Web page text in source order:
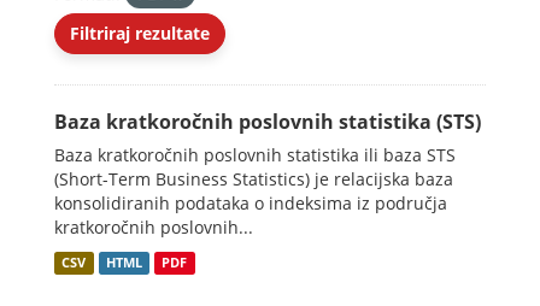
Filtriraj rezultate
Baza kratkoročnih poslovnih statistika (STS)
Baza kratkoročnih poslovnih statistika ili baza STS
(Short-Term Business Statistics) je relacijska baza
konsolidiranih podataka o indeksima iz područja
kratkoročnih poslovnih...
CSV HTML PDF